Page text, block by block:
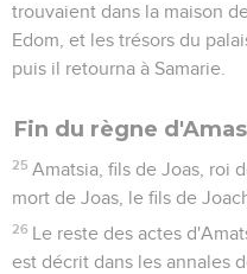
trouvaient dans la maison
Edom, et les trésors du
puis il retourna à Samarie.
Fin du règne
25 Amatsia, fils de Joas, roi
mort de Joas, le fils de
26 Le reste des actes
est décrit dans les annales